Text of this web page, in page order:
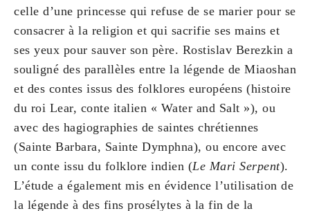
celle d’une princesse qui refuse de se marier pour se
consacrer à la religion et qui sacrifie ses mains et
ses yeux pour sauver son père. Rostislav Berezkin a
souligné des parallèles entre la légende de Miaoshan
et des contes issus des folklores européens (histoire
du roi Lear, conte italien « Water and Salt »), ou
avec des hagiographies de saintes chrétiennes
(Sainte Barbara, Sainte Dymphna), ou encore avec
un conte issu du folklore indien (Le Mari Serpent).
L’étude a également mis en évidence l’utilisation de
la légende à des fins prosélytes à la fin de la